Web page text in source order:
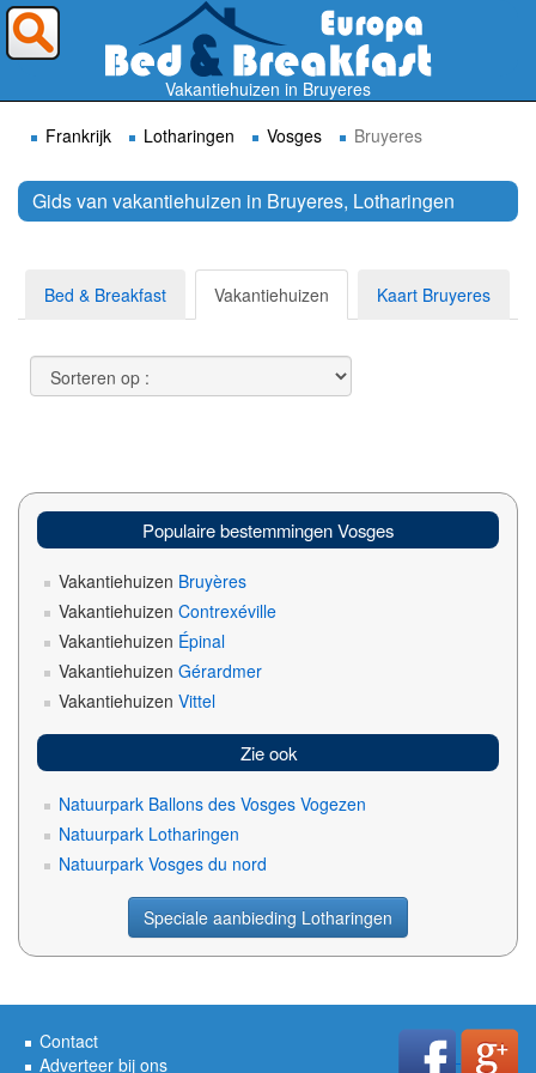
Vakantiehuizen in Bruyeres
Frankrijk
Lotharingen Vosges Bruyeres
Gids van vakantiehuizen in Bruyeres, Lotharingen
Bed & Breakfast Vakantiehuizen Kaart Bruyeres
Populaire bestemmingen Vosges
Vakantiehuizen Bruyères
Vakantiehuizen Contrexéville
Vakantiehuizen Épinal
Vakantiehuizen Gérardmer
Vakantiehuizen Vittel
Zie ook
Natuurpark Ballons des Vosges Vogezen
Natuurpark Lotharingen
Natuurpark Vosges du nord
Speciale aanbieding Lotharingen
Contact
Adverteer bij ons
Waar wilt U heen ?